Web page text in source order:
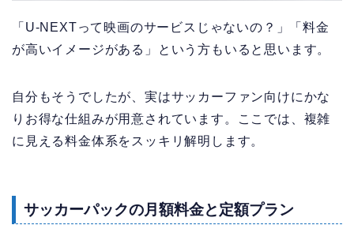
「U-NEXTって映画のサービスじゃないの？」「料金
が高いイメージがある」という方もいると思います。
自分もそうでしたが、実はサッカーファン向けにかな
りお得な仕組みが用意されています。ここでは、複雑
に見える料金体系をスッキリ解明します。
サッカーパックの月額料金と定額プラン